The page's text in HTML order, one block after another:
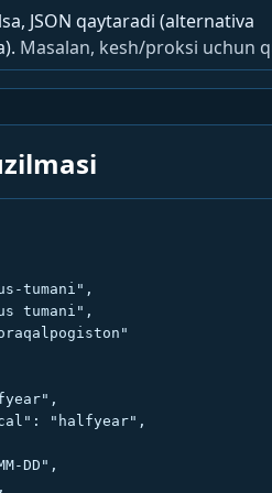
JSON qaytaradi (alternativa
Masalan, kesh/proksi uchun
tumani",
tumani",
"halfyear",
DD",